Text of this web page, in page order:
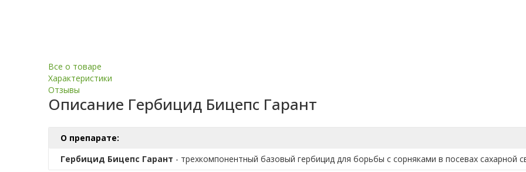
Все о товаре
Характеристики
Отзывы
Описание Гербицид Бицепс Гарант
О препарате:
Гербицид Бицепс Гарант - трехкомпонентный базовый гербицид для борьбы с сорняками в посевах сахарной